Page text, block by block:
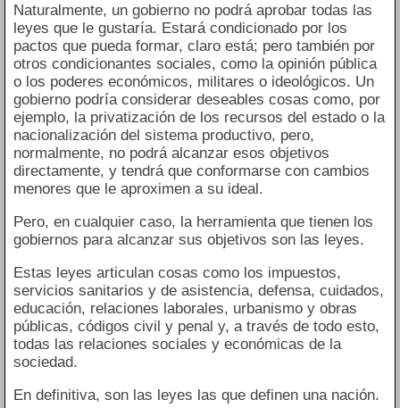
Naturalmente, un gobierno no podrá aprobar todas las
leyes que le gustaría. Estará condicionado por los
pactos que pueda formar, claro está; pero también por
otros condicionantes sociales, como la opinión pública
o los poderes económicos, militares o ideológicos. Un
gobierno podría considerar deseables cosas como, por
ejemplo, la privatización de los recursos del estado o la
nacionalización del sistema productivo, pero,
normalmente, no podrá alcanzar esos objetivos
directamente, y tendrá que conformarse con cambios
menores que le aproximen a su ideal.
Pero, en cualquier caso, la herramienta que tienen los
gobiernos para alcanzar sus objetivos son las leyes.
Estas leyes articulan cosas como los impuestos,
servicios sanitarios y de asistencia, defensa, cuidados,
educación, relaciones laborales, urbanismo y obras
públicas, códigos civil y penal y, a través de todo esto,
todas las relaciones sociales y económicas de la
sociedad.
En definitiva, son las leyes las que definen una nación.